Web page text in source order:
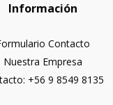
Información
Contacto
Nuestra Empresa
+56 9 8549 8135